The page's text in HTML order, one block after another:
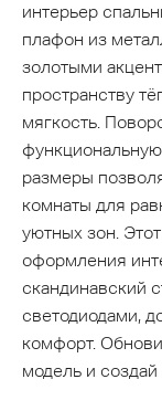
интерьер
плафон из
золотыми
пространству
мягкость.
размеры
комнаты для
уютных зон.
оформления
скандинавский
светодиодами,
комфорт.
модель и